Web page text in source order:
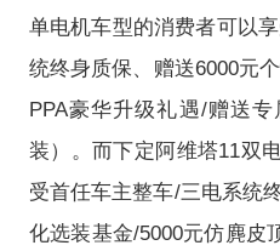
单电机车型的消费者可以
统终身质保、赠送6000元
PPA豪华升级礼遇/赠送
装）。而下定阿维塔11双
受首任车主整车/三电系统
化选装基金/5000元仿麂皮